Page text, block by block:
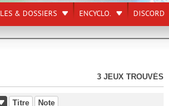
& DOSSIERS ENCYCLO. DISCORD
3 JEUX TROUVÉS
Titre Note